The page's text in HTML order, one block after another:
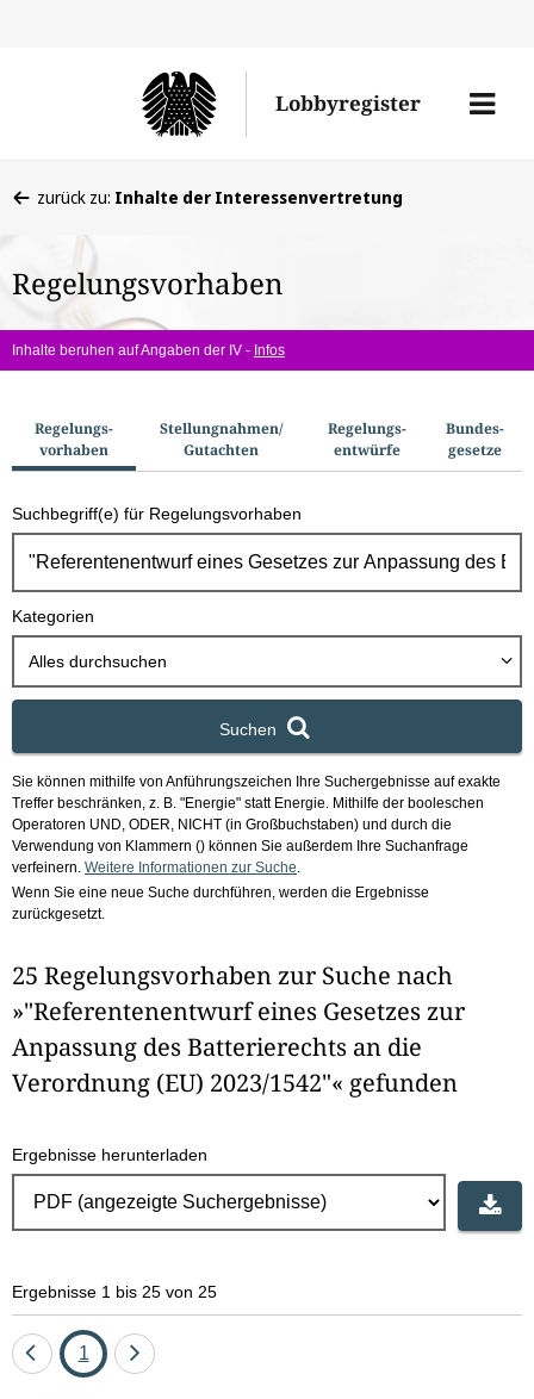
den
Lobbyregister
Menü
befinden
hier:
zurück zu: Inhalte der Interessenvertretung
Regelungsvorhaben
Inhalte beruhen auf Angaben der IV - Infos
u
c
h
o
Regelungs­
vorhaben
Stellungnahmen/​
Gutachten
Regelungs­
entwürfe
Bundes­
gesetze
Suchbegriff(e) für Regelungsvorhaben
Kategorien
Alles durchsuchen
Suchen
Sie können mithilfe von Anführungszeichen Ihre Suchergebnisse auf exakte
Treffer beschränken, z. B. "Energie" statt Energie. Mithilfe der booleschen
Operatoren UND, ODER, NICHT (in Großbuchstaben) und durch die
Verwendung von Klammern () können Sie außerdem Ihre Suchanfrage
verfeinern. Weitere Informationen zur Suche
Wenn Sie eine neue Suche durchführen, werden die Ergebnisse
zurückgesetzt.
25 Regelungsvorhaben zur Suche nach
»"Referentenentwurf eines Gesetzes zur
Anpassung des Batterierechts an die
Verordnung (EU) 2023/1542"« gefunden
Ergebnisse herunterladen
Ergebnisse 1 bis 25 von 25
EineSeite
1
Eine